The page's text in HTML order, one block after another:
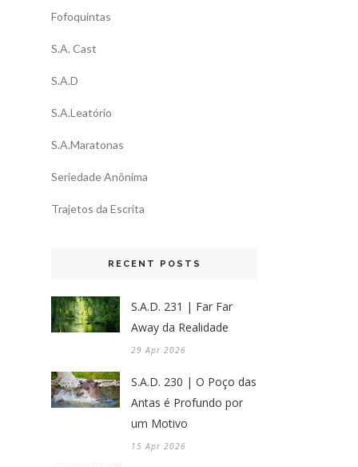
Fofoquintas
S.A. Cast
S.A.D
S.A.Leatório
S.A.Maratonas
Seriedade Anônima
Trajetos da Escrita
RECENT POSTS
S.A.D. 231 | Far Far
Away da Realidade
29 Apr 2026
S.A.D. 230 | O Poço das
Antas é Profundo por
um Motivo
15 Apr 2026